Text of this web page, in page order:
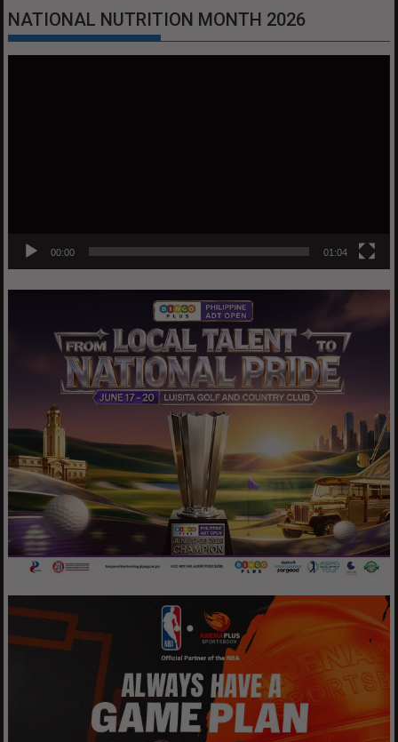
NATIONAL NUTRITION MONTH 2026
00:00 01:04